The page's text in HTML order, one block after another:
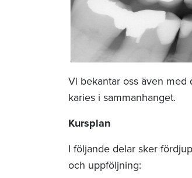
Vi bekantar oss även
karies i sammanhanget.
Kursplan
I följande delar sker
och uppföljning: